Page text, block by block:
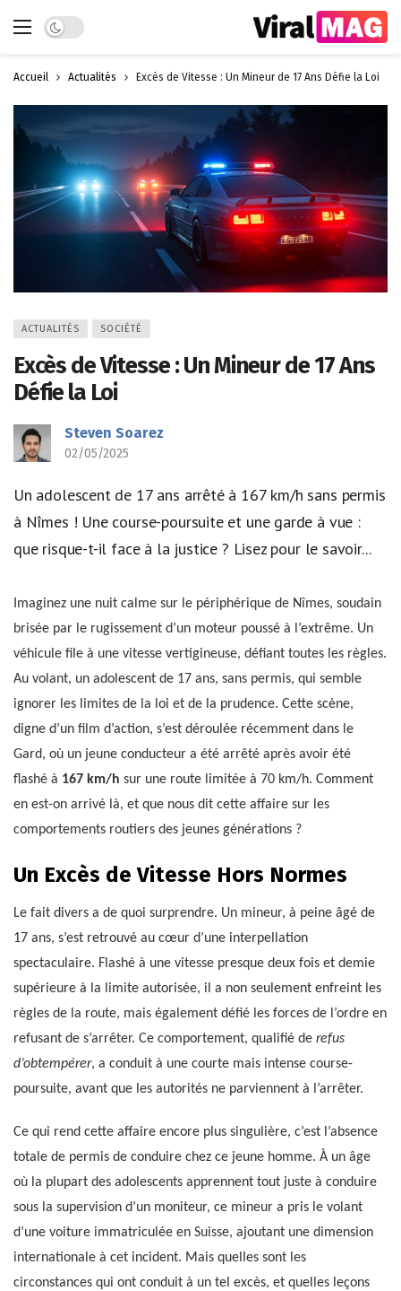
Dark mode
Accueil Actualités Excès de Vitesse : Un Mineur de 17 Ans Défie la Loi
ACTUALITÉS SOCIÉTÉ
Excès de Vitesse : Un Mineur de 17 Ans
Défie la Loi
Steven Soarez
02/05/2025
Un adolescent de 17 ans arrêté à 167 km/h sans permis
à Nîmes ! Une course-poursuite et une garde à vue :
que risque-t-il face à la justice ? Lisez pour le savoir...
Imaginez une nuit calme sur le périphérique de Nîmes, soudain
brisée par le rugissement d’un moteur poussé à l’extrême. Un
véhicule file à une vitesse vertigineuse, défiant toutes les règles.
Au volant, un adolescent de 17 ans, sans permis, qui semble
ignorer les limites de la loi et de la prudence. Cette scène,
digne d’un film d’action, s’est déroulée récemment dans le
Gard, où un jeune conducteur a été arrêté après avoir été
flashé à 167 km/h sur une route limitée à 70 km/h. Comment
en est-on arrivé là, et que nous dit cette affaire sur les
comportements routiers des jeunes générations ?
Un Excès de Vitesse Hors Normes
Le fait divers a de quoi surprendre. Un mineur, à peine âgé de
17 ans, s’est retrouvé au cœur d’une interpellation
spectaculaire. Flashé à une vitesse presque deux fois et demie
supérieure à la limite autorisée, il a non seulement enfreint les
règles de la route, mais également défié les forces de l’ordre en
refusant de s’arrêter. Ce comportement, qualifié de refus
d’obtempérer, a conduit à une courte mais intense course-
poursuite, avant que les autorités ne parviennent à l’arrêter.
Ce qui rend cette affaire encore plus singulière, c’est l’absence
totale de permis de conduire chez ce jeune homme. À un âge
où la plupart des adolescents apprennent tout juste à conduire
sous la supervision d’un moniteur, ce mineur a pris le volant
d’une voiture immatriculée en Suisse, ajoutant une dimension
internationale à cet incident. Mais quelles sont les
circonstances qui ont conduit à un tel excès, et quelles leçons